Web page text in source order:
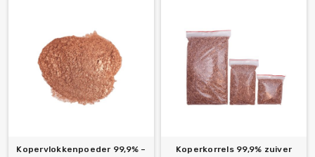
Kopervlokkenpoeder 99,9% –
Koperkorrels 99,9% zuiver